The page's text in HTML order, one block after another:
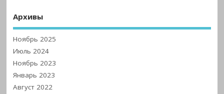
Архивы
Ноябрь 2025
Июль 2024
Ноябрь 2023
Январь 2023
Август 2022